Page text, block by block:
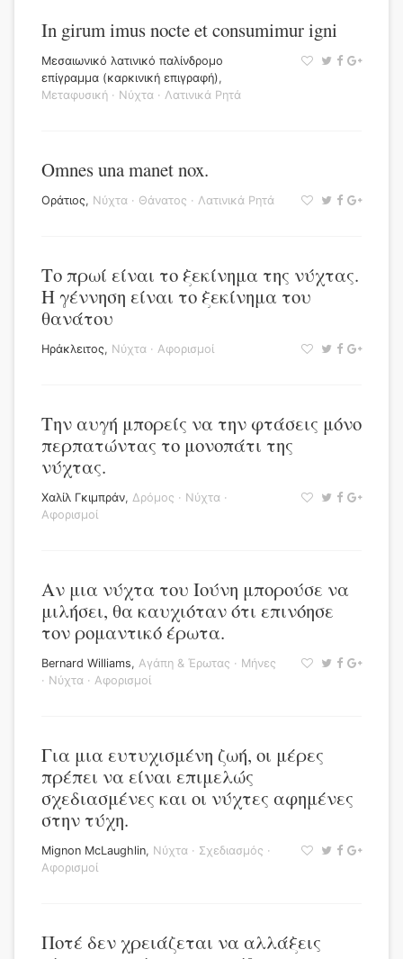
In girum imus nocte et consumimur igni
Μεσαιωνικό λατινικό παλίνδρομο
επίγραμμα (καρκινική επιγραφή),
Μεταφυσική · Νύχτα · Λατινικά Ρητά
Omnes una manet nox.
Οράτιος, Νύχτα · Θάνατος · Λατινικά Ρητά
Το πρωί είναι το ξεκίνημα της νύχτας.
Η γέννηση είναι το ξεκίνημα του
θανάτου
Ηράκλειτος, Νύχτα · Αφορισμοί
Την αυγή μπορείς να την φτάσεις μόνο
περπατώντας το μονοπάτι της
νύχτας.
Χαλίλ Γκιμπράν, Δρόμος · Νύχτα ·
Αφορισμοί
Αν μια νύχτα του Ιούνη μπορούσε να
μιλήσει, θα καυχιόταν ότι επινόησε
τον ρομαντικό έρωτα.
Bernard Williams, Αγάπη & Έρωτας · Μήνες
· Νύχτα · Αφορισμοί
Για μια ευτυχισμένη ζωή, οι μέρες
πρέπει να είναι επιμελώς
σχεδιασμένες και οι νύχτες αφημένες
στην τύχη.
Mignon McLaughlin, Νύχτα · Σχεδιασμός ·
Αφορισμοί
Ποτέ δεν χρειάζεται να αλλάξεις